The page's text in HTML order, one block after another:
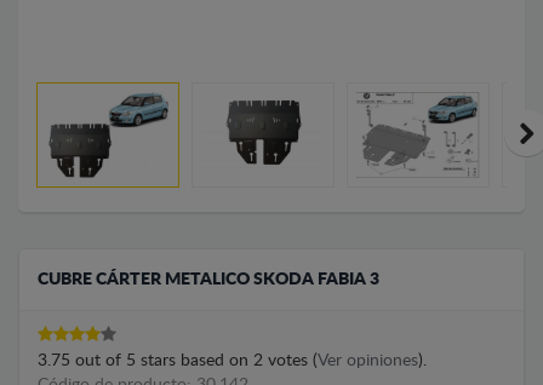
CUBRE CÁRTER METALICO SKODA FABIA 3
3.75 out of 5 stars based on 2 votes (Ver opiniones).